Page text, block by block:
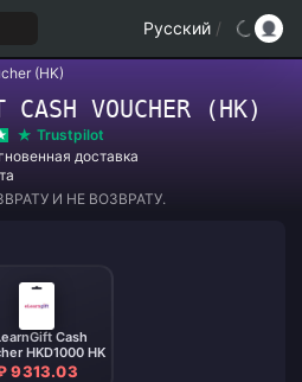
Русский /
(HK)
CASH VOUCHER (HK)
Trustpilot
доставка
И НЕ ВОЗВРАТУ.
Cash
HKD1000 HK
9313.03